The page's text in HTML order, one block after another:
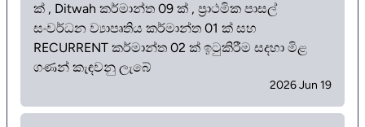
ක් , Ditwah කර්මාන්ත 09 ක් , ප්‍රාථමික පාසල්
සංවර්ධන ව්‍යාපෘතිය කර්මාන්ත 01 ක් සහ
RECURRENT කර්මාන්ත 02 ක් ඉටුකිරීම සදහා මිළ
ගණන් කැඳවනු ලැබේ
2026 Jun 19